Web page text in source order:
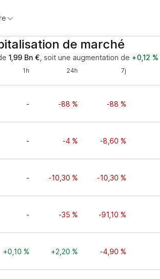
de marché
1,99 Bn € , soit une augmentation de +0,12 %
1h 24h 7j
- -88 % -88 %
- -4 % -8,60 %
- -10,30 % -10,30 %
- -35 % -91,10 %
+0,10 % +2,20 % -4,90 %